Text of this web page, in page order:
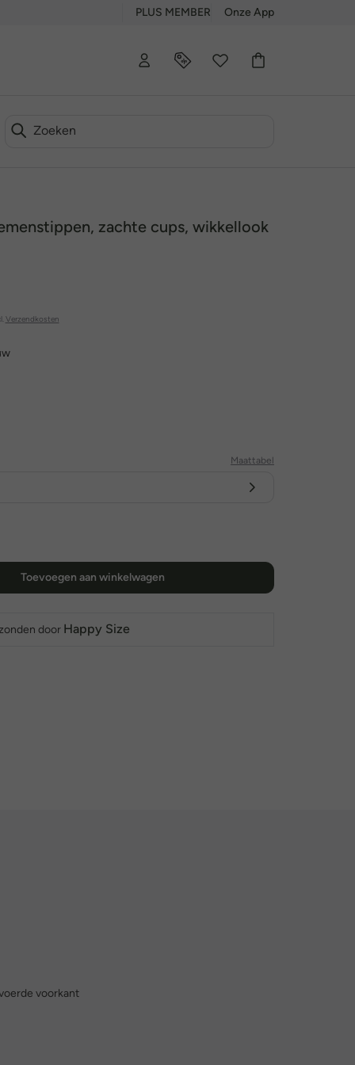
PLUS MEMBER Onze App
zachte cups, wikkellook
Verzendkosten
Maattabel
Toevoegen aan winkelwagen
door Happy Size
voorkant